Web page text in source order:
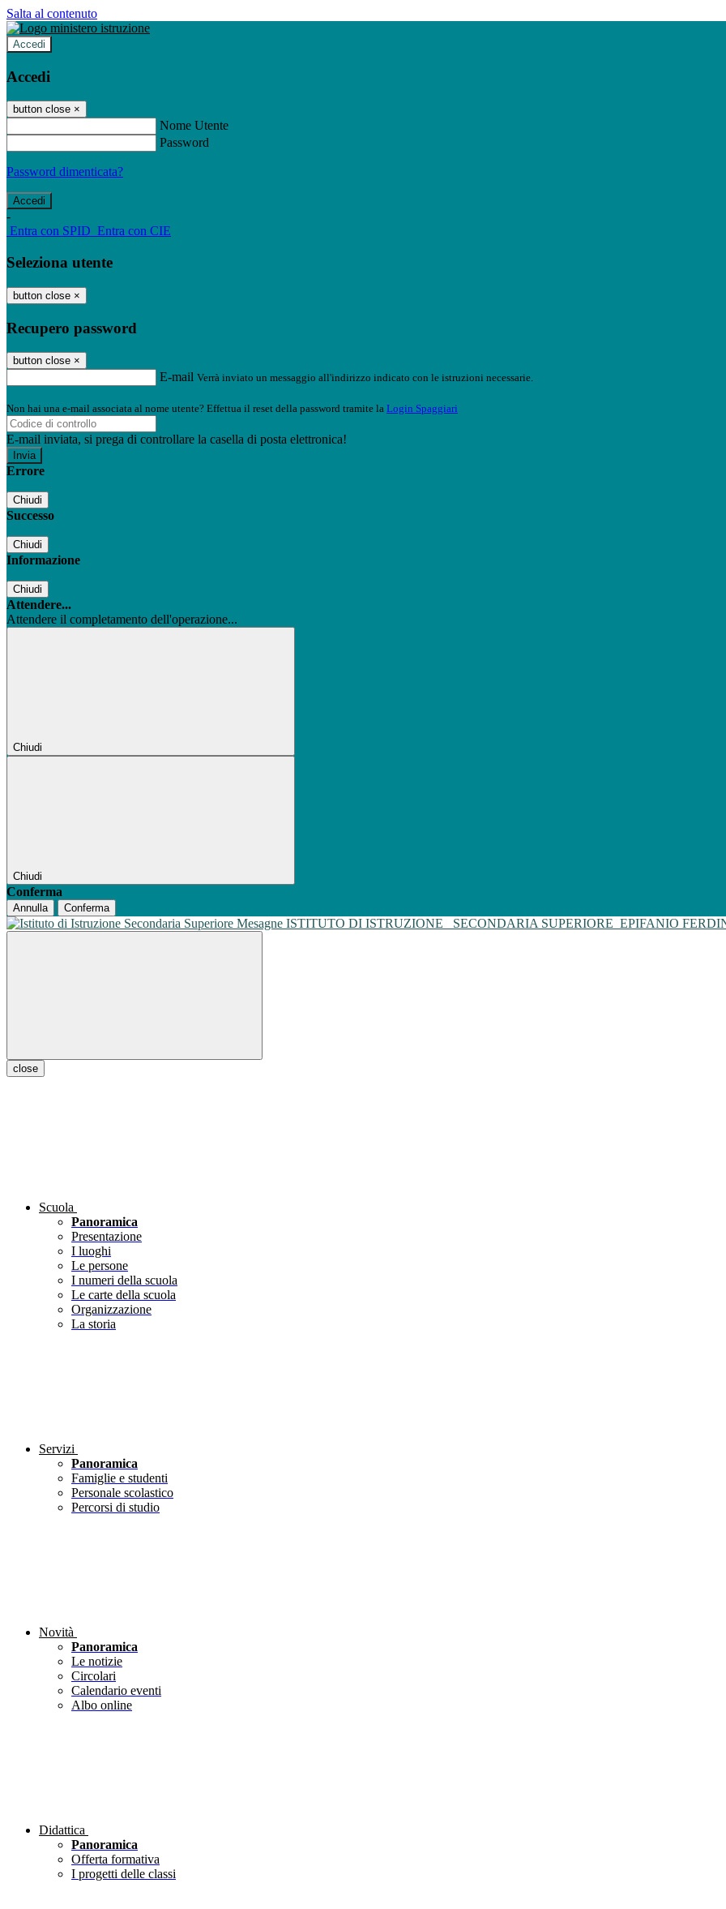
Salta al contenuto
Accedi
Accedi
button close ×
Nome Utente
Password
Password dimenticata?
-
Entra con SPID Entra con CIE
Seleziona utente
button close ×
Recupero password
button close ×
E-mail Verrà inviato un messaggio all'indirizzo indicato con le istruzioni necessarie.
Non hai una e-mail associata al nome utente? Effettua il reset della password tramite la Login Spaggiari
E-mail inviata, si prega di controllare la casella di posta elettronica!
Errore
Chiudi
Successo
Chiudi
Informazione
Chiudi
Attendere...
Attendere il completamento dell'operazione...
Chiudi
Chiudi
Conferma
Annulla Conferma
ISTITUTO DI ISTRUZIONE SECONDARIA SUPERIORE EPIFANIO
close
Scuola
Panoramica
Presentazione
I luoghi
Le persone
I numeri della scuola
Le carte della scuola
Organizzazione
La storia
Servizi
Panoramica
Famiglie e studenti
Personale scolastico
Percorsi di studio
Novità
Panoramica
Le notizie
Circolari
Calendario eventi
Albo online
Didattica
Panoramica
Offerta formativa
I progetti delle classi